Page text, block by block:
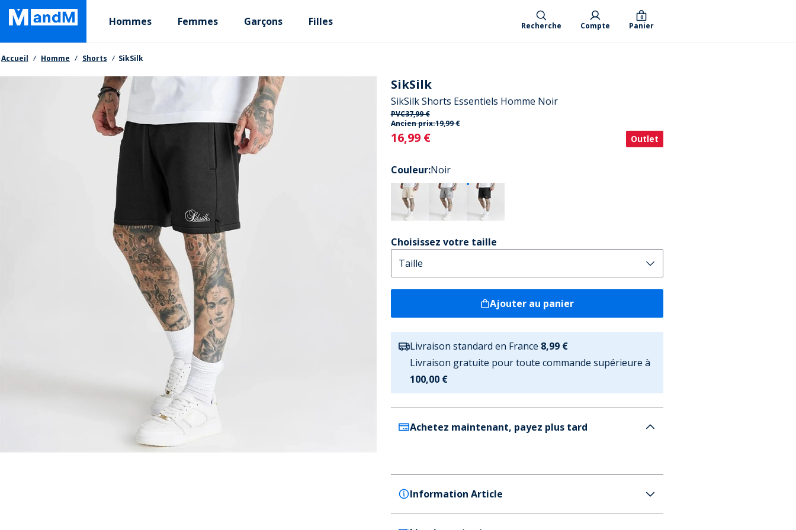
Skip
main
content
Primary departments
Hommes Femmes Garçons Filles Recherche Compte Panier
0
Fil d'Ariane
Accueil Homme Shorts SikSilk
SikSilk
SikSilk Shorts Essentiels Homme Noir
PVC37,99 €
Ancien prix:19,99 €
Current
16,99 € Outlet
Couleur:Noir
Choisissez votre taille
Ajouter au panier
Livraison standard en France 8,99 €
Livraison gratuite pour toute commande supérieure à
100,00 €
Achetez maintenant, payez plus tard
Information Article